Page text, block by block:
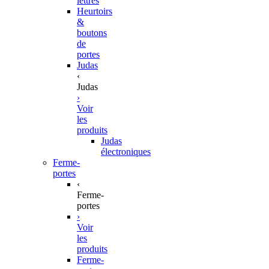
Heurtoirs
&
boutons
de
portes
Judas
‹
Judas
›
Voir
les
produits
Judas
électroniques
Ferme-
portes
‹
Ferme-
portes
›
Voir
les
produits
Ferme-